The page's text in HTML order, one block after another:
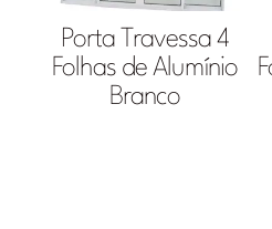
Porta Travessa 4
Folhas de Alumínio
Branco